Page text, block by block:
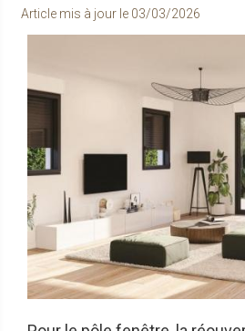
Article mis à jour le 03/03/2026